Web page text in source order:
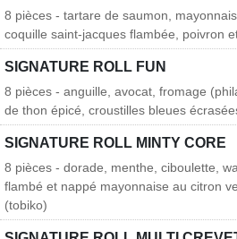
8 pièces - tartare de saumon,
coquille saint-jacques flambée, poivron
SIGNATURE ROLL FUN
8 pièces - anguille, avocat, fromage
de thon épicé, croustilles bleues
SIGNATURE ROLL MINTY CORE
8 pièces - dorade, menthe, ciboulette,
flambé et nappé mayonnaise au citron
(tobiko)